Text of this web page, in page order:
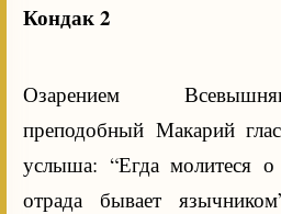
Кондак 2
Озарением
преподобный Макарий
услыша: “Егда молитеся
отрада бывает